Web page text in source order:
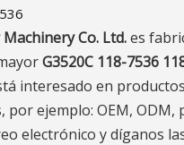
Co. Ltd.es
G3520C 118-7536
interesado en productos
por ejemplo: OEM,
electrónico y díganos